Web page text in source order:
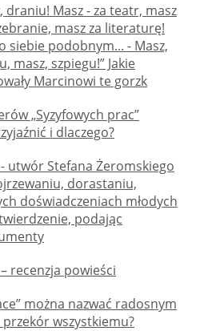
draniu! Masz - za teatr, masz
masz za literaturę!
siebie podobnym... - Masz,
masz, szpiegu!” Jakie
Marcinowi te gorzk
„Syzyfowych prac”
i dlaczego?
- utwór Stefana Żeromskiego
dorastaniu,
doświadczeniach młodych
podając
recenzja powieści
można nazwać radosnym
wszystkiemu?